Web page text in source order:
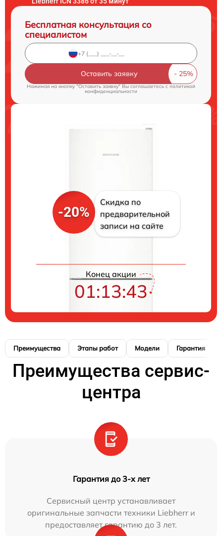
Бесплатная консультация со
специалистом
Оставить заявку
Нажимая на кнопку "Оставить заявку" Вы соглашаетесь cполитикой
конфиденциальности
-20%
Скидка по
предварительной
записи на сайте
Конец акции
01:13:42
Преимущества Этапы работ Модели Гарантия
Преимущества сервис-
центра
Гарантия до 3-х лет
Сервисный центр устанавливает
оригинальные запчасти техники Liebherr и
предоставляет гарантию до 3 лет.